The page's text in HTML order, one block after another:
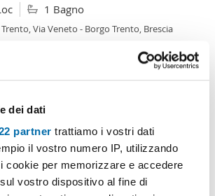
dei dati
partner trattiamo i vostri dati
il vostro numero IP, utilizzando
cookie per memorizzare e accedere
vostro dispositivo al fine di
1 Bagno
Via Veneto - Borgo Trento, Brescia